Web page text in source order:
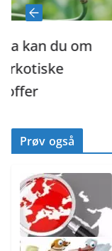
du om
Prøv også